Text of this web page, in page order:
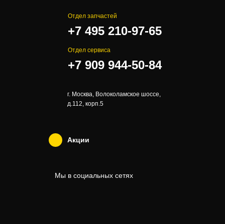
Отдел запчастей
+7 495 210-97-65
Отдел сервиса
+7 909 944-50-84
г. Москва, Волоколамское шоссе,
д.112, корп.5
Акции
Мы в социальных сетях